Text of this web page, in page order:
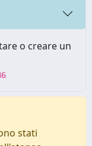
o creare un
stati